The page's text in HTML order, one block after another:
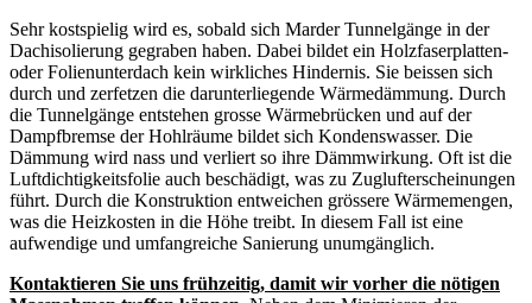
Sehr kostspielig wird es, sobald sich Marder Tunnelgänge in der
Dachisolierung gegraben haben. Dabei bildet ein Holzfaserplatten-
oder Folienunterdach kein wirkliches Hindernis. Sie beissen sich
durch und zerfetzen die darunterliegende Wärmedämmung. Durch
die Tunnelgänge entstehen grosse Wärmebrücken und auf der
Dampfbremse der Hohlräume bildet sich Kondenswasser. Die
Dämmung wird nass und verliert so ihre Dämmwirkung. Oft ist die
Luftdichtigkeitsfolie auch beschädigt, was zu Zuglufterscheinungen
führt. Durch die Konstruktion entweichen grössere Wärmemengen,
was die Heizkosten in die Höhe treibt. In diesem Fall ist eine
aufwendige und umfangreiche Sanierung unumgänglich.
Kontaktieren Sie uns frühzeitig, damit wir vorher die nötigen